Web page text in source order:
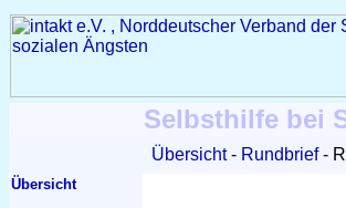
Selbsthilfe bei
Übersicht Rundbrief
Übersicht